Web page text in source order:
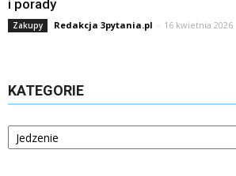
i porady
Zakupy Redakcja 3pytania.pl - 16 kwietnia 2026
KATEGORIE
Kategorie